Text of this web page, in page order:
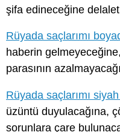
şifa edineceğine
Rüyada saçlarımı
haberin
parasının
Rüyada saçlarımı
üzüntü duyulacağına,
sorunlara çare